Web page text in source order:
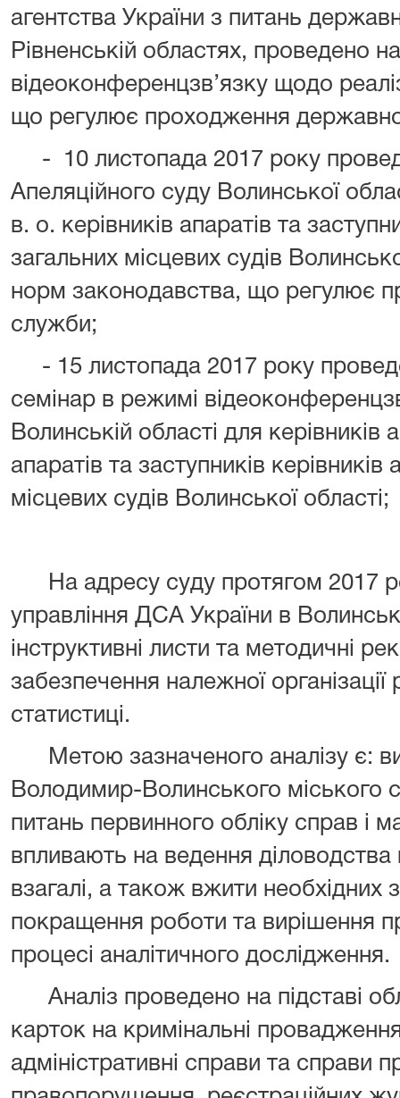
агентства України з питань
Рівненській областях, проведено
відеоконференцзв’язку щодо
що регулює проходження
- 10 листопада 2017 року
Апеляційного суду Волинської
в. о. керівників апаратів та
загальних місцевих судів
норм законодавства, що регулює
служби;
- 15 листопада 2017 року
семінар в режимі
Волинській області для керівників
апаратів та заступників керівників
місцевих судів Волинської області;
На адресу суду протягом 2017
управління ДСА України в
інструктивні листи та методичні
забезпечення належної
статистиці.
Метою зазначеного аналізу є:
Володимир-Волинського міського
питань первинного обліку справ і
впливають на ведення діловодства
взагалі, а також вжити необхідних
покращення роботи та вирішення
процесі аналітичного дослідження.
Аналіз проведено на підставі
карток на кримінальні
адміністративні справи та справи